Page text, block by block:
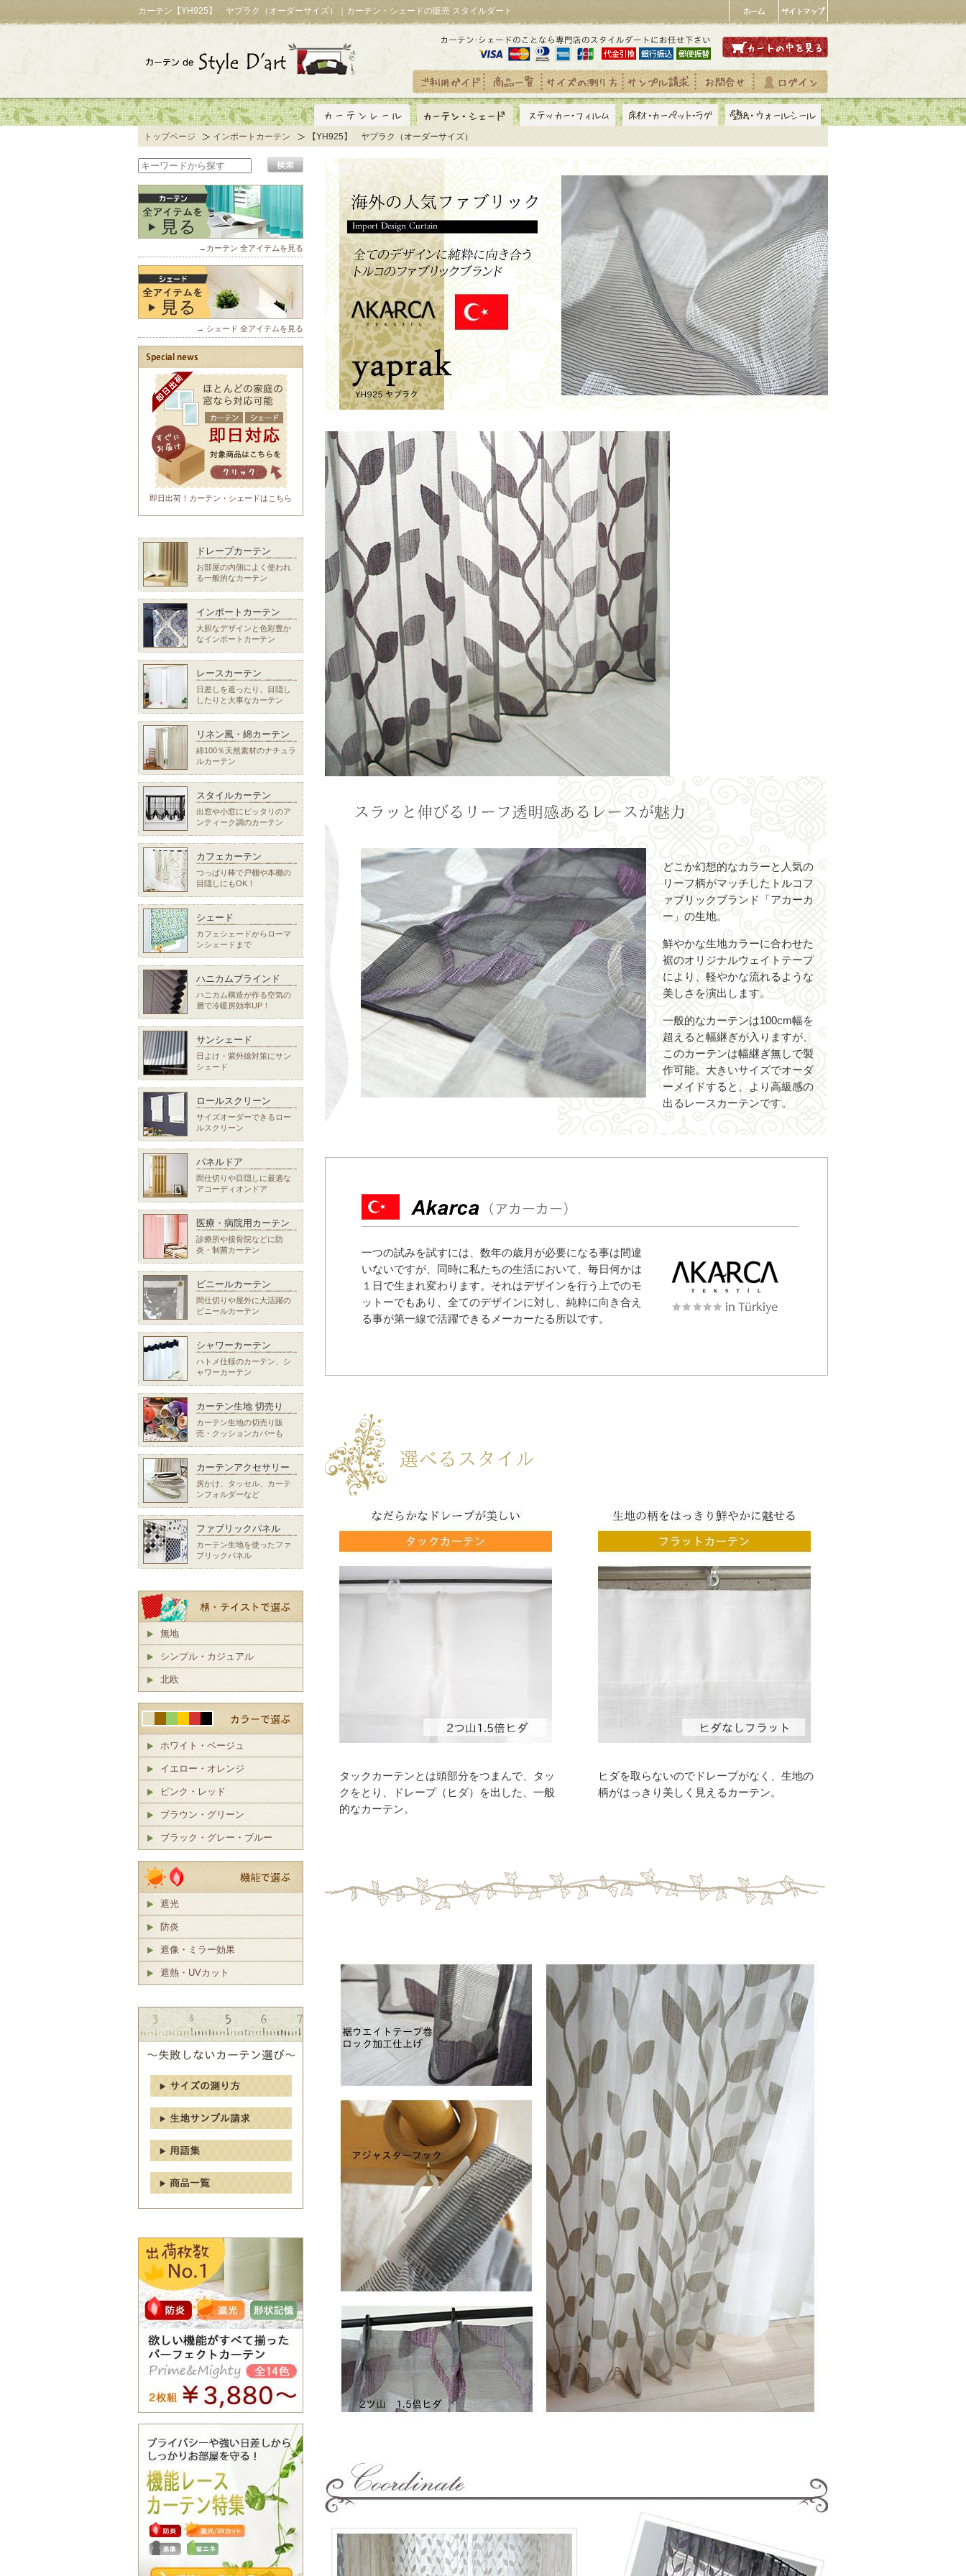
カーテン【YH925】 ヤプラク（オーダーサイズ）｜カーテン・シェードの販売 スタイルダート
トップページ インポートカーテン 【YH925】 ヤプラク（オーダーサイズ）
どこか幻想的なカラーと人気の
リーフ柄がマッチしたトルコフ
ァブリックブランド「アカーカ
ー」の生地。
鮮やかな生地カラーに合わせた
裾のオリジナルウェイトテープ
により、軽やかな流れるような
美しさを演出します。
一般的なカーテンは100cm幅を
超えると幅継ぎが入りますが、
このカーテンは幅継ぎ無しで製
作可能。大きいサイズでオーダ
ーメイドすると、より高級感の
出るレースカーテンです。
一つの試みを試すには、数年の歳月が必要になる事は間違
いないですが、同時に私たちの生活において、毎日何かは
１日で生まれ変わります。それはデザインを行う上でのモ
ットーでもあり、全てのデザインに対し、純粋に向き合え
る事が第一線で活躍できるメーカーたる所以です。
タックカーテンとは頭部分をつまんで、タッ
クをとり、ドレープ（ヒダ）を出した、一般
的なカーテン。
ヒダを取らないのでドレープがなく、生地の
柄がはっきり美しく見えるカーテン。
→カーテン 全アイテムを見る
→ シェード 全アイテムを見る
即日出荷！カーテン・シェードはこちら
ドレープカーテン
お部屋の内側によく使われ
る一般的なカーテン
インポートカーテン
大胆なデザインと色彩豊か
なインポートカーテン
レースカーテン
日差しを遮ったり、目隠し
したりと大事なカーテン
リネン風・綿カーテン
綿100％天然素材のナチュラ
ルカーテン
スタイルカーテン
出窓や小窓にピッタリのア
ンティーク調のカーテン
カフェカーテン
つっぱり棒で戸棚や本棚の
目隠しにもOK！
シェード
カフェシェードからローマ
ンシェードまで
ハニカムブラインド
ハニカム構造が作る空気の
層で冷暖房効率UP！
サンシェード
日よけ・紫外線対策にサン
シェード
ロールスクリーン
サイズオーダーできるロー
ルスクリーン
パネルドア
間仕切りや目隠しに最適な
アコーディオンドア
医療・病院用カーテン
診療所や接骨院などに防
炎・制菌カーテン
ビニールカーテン
間仕切りや屋外に大活躍の
ビニールカーテン
シャワーカーテン
ハトメ仕様のカーテン、シ
ャワーカーテン
カーテン生地 切売り
カーテン生地の切売り販
売・クッションカバーも
カーテンアクセサリー
房かけ、タッセル、カーテ
ンフォルダーなど
ファブリックパネル
カーテン生地を使ったファ
ブリックパネル
無地
シンプル・カジュアル
北欧
ホワイト・ベージュ
イエロー・オレンジ
ピンク・レッド
ブラウン・グリーン
ブラック・グレー・ブルー
遮光
防炎
遮像・ミラー効果
遮熱・UVカット